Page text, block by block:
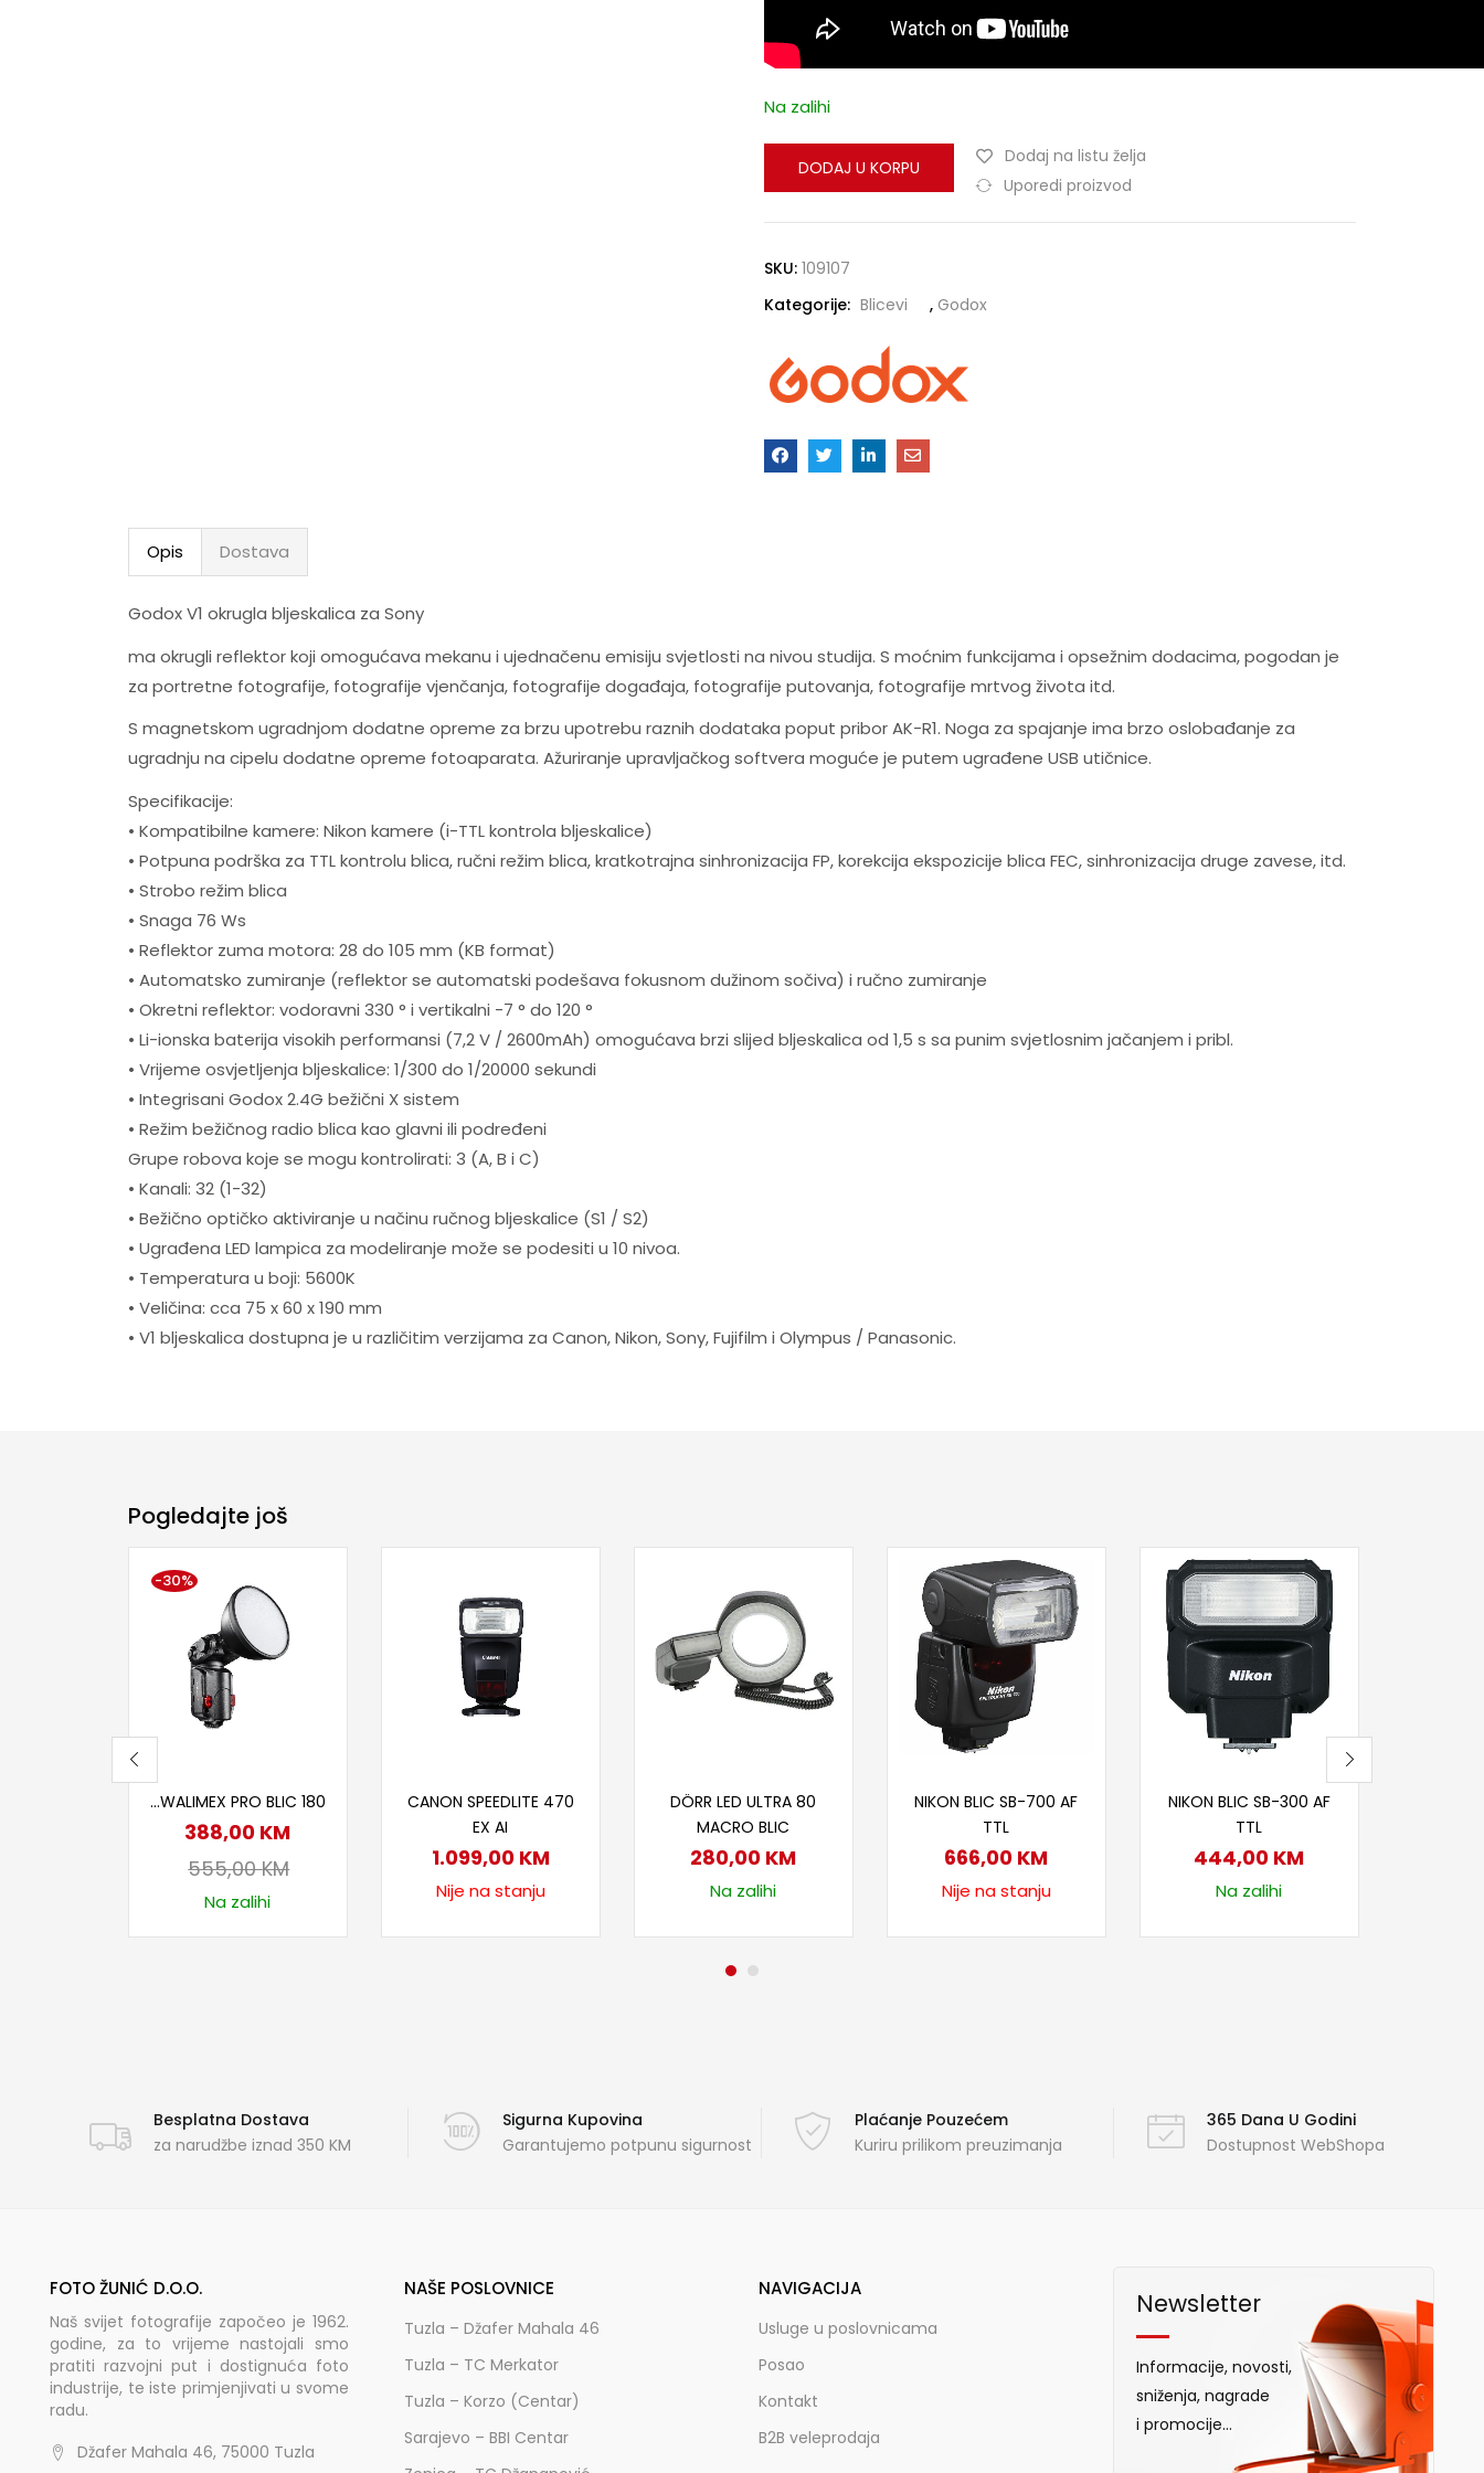
Na zalihi
DODAJ U KORPU
Dodaj na listu želja
Uporedi proizvod
SKU: 109107
Kategorije: Blicevi , Godox
Opis Dostava
Godox V1 okrugla bljeskalica za Sony
ma okrugli reflektor koji omogućava mekanu i ujednačenu emisiju svjetlosti na nivou studija. S moćnim funkcijama i opsežnim dodacima, pogodan je
za portretne fotografije, fotografije vjenčanja, fotografije događaja, fotografije putovanja, fotografije mrtvog života itd.
S magnetskom ugradnjom dodatne opreme za brzu upotrebu raznih dodataka poput pribor AK-R1. Noga za spajanje ima brzo oslobađanje za
ugradnju na cipelu dodatne opreme fotoaparata. Ažuriranje upravljačkog softvera moguće je putem ugrađene USB utičnice.
Specifikacije:
• Kompatibilne kamere: Nikon kamere (i-TTL kontrola bljeskalice)
• Potpuna podrška za TTL kontrolu blica, ručni režim blica, kratkotrajna sinhronizacija FP, korekcija ekspozicije blica FEC, sinhronizacija druge zavese, itd.
• Strobo režim blica
• Snaga 76 Ws
• Reflektor zuma motora: 28 do 105 mm (KB format)
• Automatsko zumiranje (reflektor se automatski podešava fokusnom dužinom sočiva) i ručno zumiranje
• Okretni reflektor: vodoravni 330 ° i vertikalni -7 ° do 120 °
• Li-ionska baterija visokih performansi (7,2 V / 2600mAh) omogućava brzi slijed bljeskalica od 1,5 s sa punim svjetlosnim jačanjem i pribl.
• Vrijeme osvjetljenja bljeskalice: 1/300 do 1/20000 sekundi
• Integrisani Godox 2.4G bežični X sistem
• Režim bežičnog radio blica kao glavni ili podređeni
Grupe robova koje se mogu kontrolirati: 3 (A, B i C)
• Kanali: 32 (1-32)
• Bežično optičko aktiviranje u načinu ručnog bljeskalice (S1 / S2)
• Ugrađena LED lampica za modeliranje može se podesiti u 10 nivoa.
• Temperatura u boji: 5600K
• Veličina: cca 75 x 60 x 190 mm
• V1 bljeskalica dostupna je u različitim verzijama za Canon, Nikon, Sony, Fujifilm i Olympus / Panasonic.
Pogledajte još
…WALIMEX PRO BLIC 180
388,00 KM
555,00KM
-30%
Na zalihi
CANON SPEEDLITE 470
EX AI
1.099,00 KM
Nije na stanju
DÖRR LED ULTRA 80
MACRO BLIC
280,00 KM
Na zalihi
NIKON BLIC SB-700 AF
TTL
666,00 KM
Nije na stanju
NIKON BLIC SB-300 AF
TTL
444,00 KM
Na zalihi
Besplatna Dostava
za narudžbe iznad 350 KM
Sigurna Kupovina
Garantujemo potpunu sigurnost
Plaćanje Pouzećem
Kuriru prilikom preuzimanja
365 Dana U Godini
Dostupnost WebShopa
FOTO ŽUNIĆ D.O.O.
Naš svijet fotografije započeo je 1962.
godine, za to vrijeme nastojali smo
pratiti razvojni put i dostignuća foto
industrije, te iste primjenjivati u svome
radu.
Džafer Mahala 46, 75000 Tuzla
NAŠE POSLOVNICE
Tuzla – Džafer Mahala 46
Tuzla – TC Merkator
Tuzla – Korzo (Centar)
Sarajevo – BBI Centar
NAVIGACIJA
Usluge u poslovnicama
Posao
Kontakt
B2B veleprodaja
Newsletter
Informacije, novosti,
sniženja, nagrade
i promocije...